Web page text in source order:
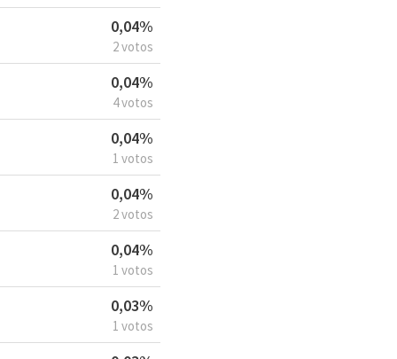
0,04%
2 votos
0,04%
4 votos
0,04%
1 votos
0,04%
2 votos
0,04%
1 votos
0,03%
1 votos